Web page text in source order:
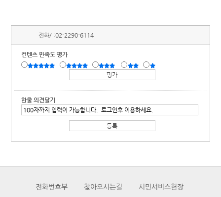
전화/ :02-2290-6114
컨텐츠 만족도 평가
한줄 의견달기
전화번호부 찾아오시는길 시민서비스헌장